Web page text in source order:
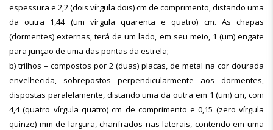
espessura e 2,2 (dois vírgula dois) cm de comprimento, distando uma
da outra 1,44 (um vírgula quarenta e quatro) cm. As chapas
(dormentes) externas, terá de um lado, em seu meio, 1 (um) engate
para junção de uma das pontas da estrela;
b) trilhos – compostos por 2 (duas) placas, de metal na cor dourada
envelhecida, sobrepostos perpendicularmente aos dormentes,
dispostas paralelamente, distando uma da outra em 1 (um) cm, com
4,4 (quatro vírgula quatro) cm de comprimento e 0,15 (zero vírgula
quinze) mm de largura, chanfrados nas laterais, contendo em uma